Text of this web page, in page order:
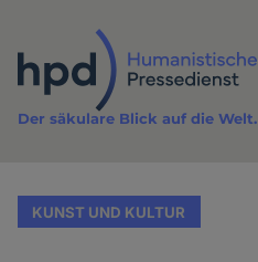
Inhalt
Der säkulare Blick auf die Welt.
KUNST UND KULTUR